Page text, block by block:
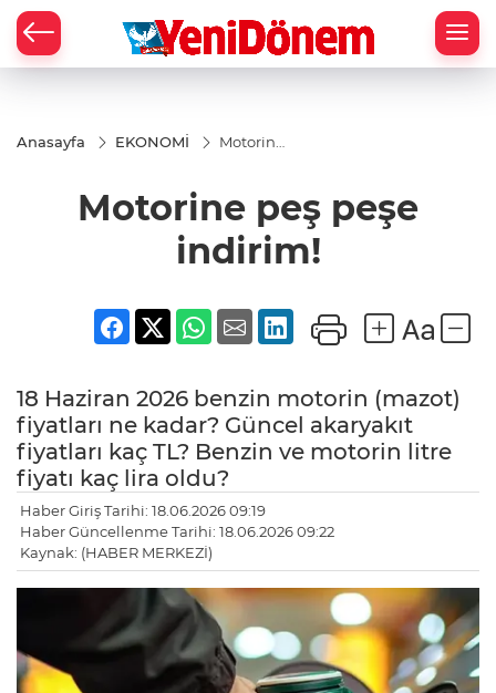
Anasayfa EKONOMİ
Motorine
Motorine peş peşe
indirim!
18 Haziran 2026 benzin motorin (mazot)
fiyatları ne kadar? Güncel akaryakıt
fiyatları kaç TL? Benzin ve motorin litre
fiyatı kaç lira oldu?
Haber Giriş Tarihi: 18.06.2026 09:19
Haber Güncellenme Tarihi: 18.06.2026 09:22
Kaynak: (HABER MERKEZİ)